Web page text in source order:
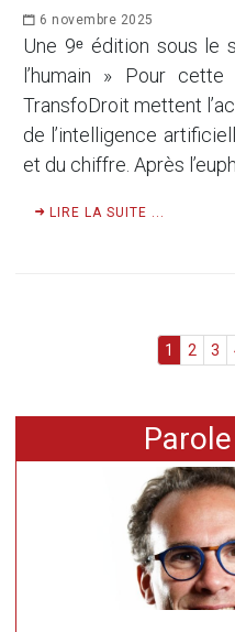
6 novembre 2025
Une 9ᵉ édition sous le
l’humain » Pour
TransfoDroit mettent
de l’intelligence
et du chiffre. Après
LIRE LA SUITE ...
1 2 3